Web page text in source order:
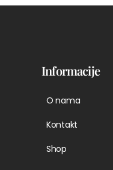
Informacije
O nama
Kontakt
Shop